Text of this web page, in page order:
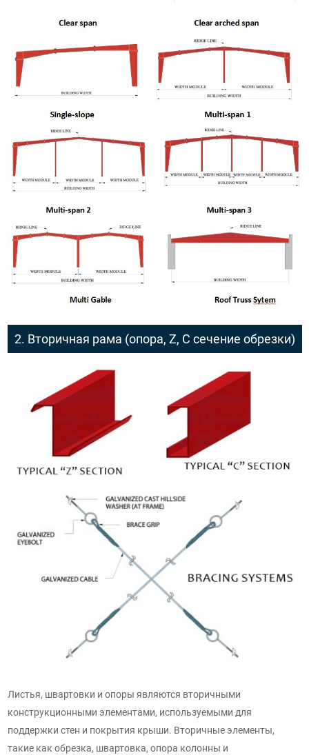
2. Вторичная рама (опора, Z, C сечение обрезки)
Листья, швартовки и опоры являются вторичными
конструкционными элементами, используемыми для
поддержки стен и покрытия крыши. Вторичные элементы,
такие как обрезка, швартовка, опора колонны и